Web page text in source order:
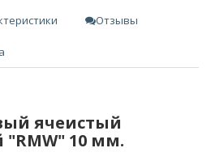
Отзывы
ячеистый
10 мм.